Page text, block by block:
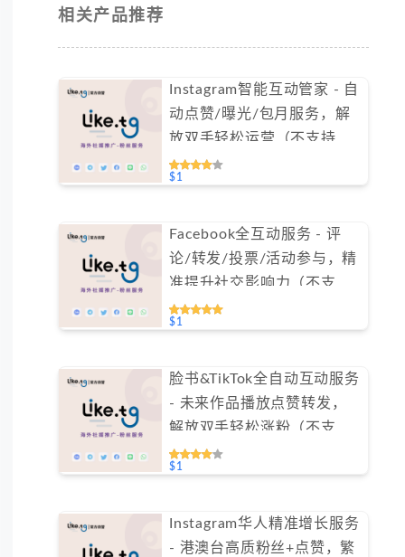
相关产品推荐
Instagram智能互动管家 - 自
动点赞/曝光/包月服务，解
放双手轻松运营（不支持免
费测试）
$1
Facebook全互动服务 - 评
论/转发/投票/活动参与，精
准提升社交影响力（不支持
免费测试）
$1
脸书&TikTok全自动互动服务
- 未来作品播放点赞转发，
解放双手轻松涨粉（不支持
免费测试）
$1
Instagram华人精准增长服务
- 港澳台高质粉丝+点赞，繁